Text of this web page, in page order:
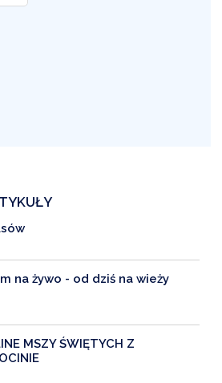
na żywo - od dziś na wieży
MSZY ŚWIĘTYCH Z